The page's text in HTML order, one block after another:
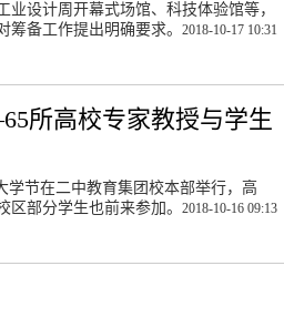
设计周开幕式场馆、科技体验馆等，
备工作提出明确要求。 2018-10-17 10:31
所高校专家教授与学生
学节在二中教育集团校本部举行，高
部分学生也前来参加。 2018-10-16 09:13